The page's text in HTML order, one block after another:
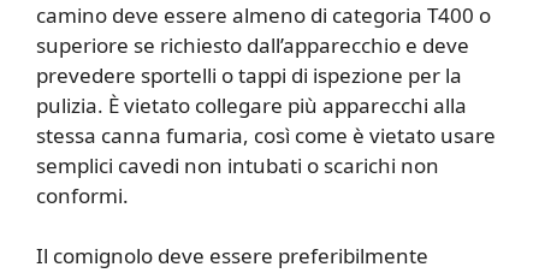
camino deve essere almeno di categoria T400 o
superiore se richiesto dall’apparecchio e deve
prevedere sportelli o tappi di ispezione per la
pulizia. È vietato collegare più apparecchi alla
stessa canna fumaria, così come è vietato usare
semplici cavedi non intubati o scarichi non
conformi.
Il comignolo deve essere preferibilmente